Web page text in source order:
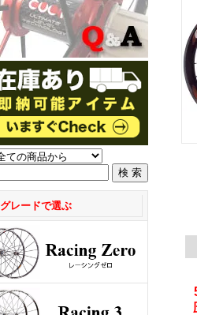
グレードで選ぶ